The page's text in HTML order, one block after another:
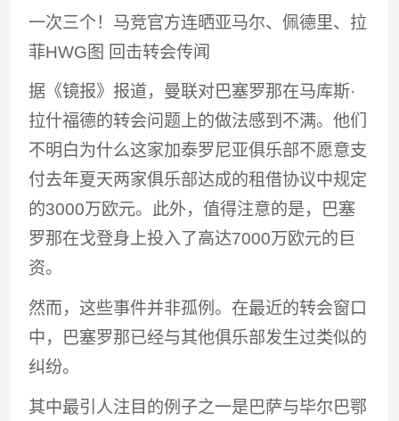
一次三个！马竞官方连晒亚马尔、佩德里、拉
菲HWG图 回击转会传闻
据《镜报》报道，曼联对巴塞罗那在马库斯·
拉什福德的转会问题上的做法感到不满。他们
不明白为什么这家加泰罗尼亚俱乐部不愿意支
付去年夏天两家俱乐部达成的租借协议中规定
的3000万欧元。此外，值得注意的是，巴塞
罗那在戈登身上投入了高达7000万欧元的巨
资。
然而，这些事件并非孤例。在最近的转会窗口
中，巴塞罗那已经与其他俱乐部发生过类似的
纠纷。
其中最引人注目的例子之一是巴萨与毕尔巴鄂